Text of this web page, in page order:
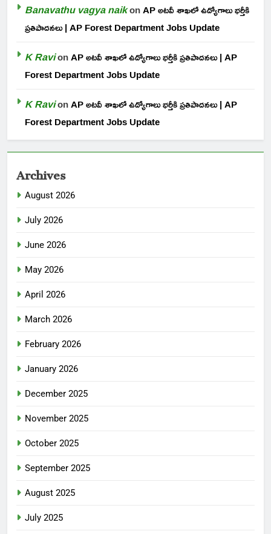
Banavathu vagya naikonAP అటవీ శాఖలో ఉద్యోగాలు భర్తీకి
ప్రతిపాదనలు | AP Forest Department Jobs Update
K RavionAP అటవీ శాఖలో ఉద్యోగాలు భర్తీకి ప్రతిపాదనలు | AP
Forest Department Jobs Update
K RavionAP అటవీ శాఖలో ఉద్యోగాలు భర్తీకి ప్రతిపాదనలు | AP
Forest Department Jobs Update
Archives
August 2026
July 2026
June 2026
May 2026
April 2026
March 2026
February 2026
January 2026
December 2025
November 2025
October 2025
September 2025
August 2025
July 2025